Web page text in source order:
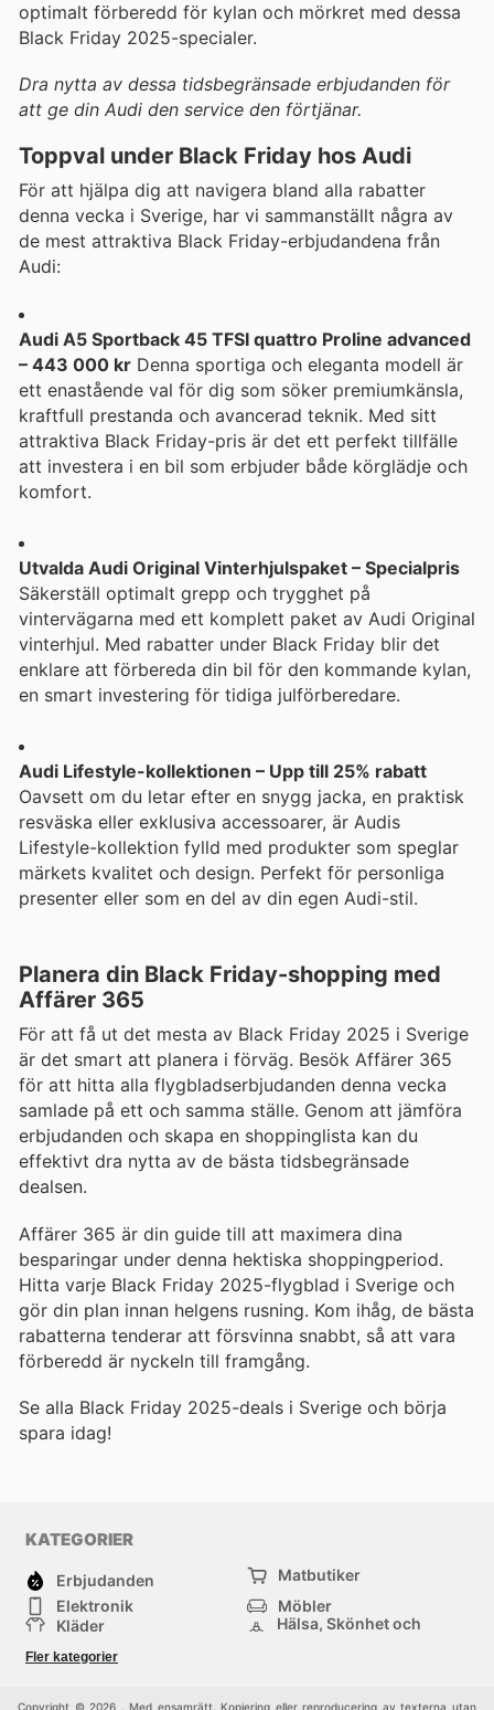
optimalt förberedd för kylan och mörkret med dessa
Black Friday 2025-specialer.
Dra nytta av dessa tidsbegränsade erbjudanden för
att ge din Audi den service den förtjänar.
Toppval under Black Friday hos Audi
För att hjälpa dig att navigera bland alla rabatter
denna vecka i Sverige, har vi sammanställt några av
de mest attraktiva Black Friday-erbjudandena från
Audi:
Audi A5 Sportback 45 TFSI quattro Proline advanced
– 443 000 kr Denna sportiga och eleganta modell är
ett enastående val för dig som söker premiumkänsla,
kraftfull prestanda och avancerad teknik. Med sitt
attraktiva Black Friday-pris är det ett perfekt tillfälle
att investera i en bil som erbjuder både körglädje och
komfort.
Utvalda Audi Original Vinterhjulspaket – Specialpris
Säkerställ optimalt grepp och trygghet på
vintervägarna med ett komplett paket av Audi Original
vinterhjul. Med rabatter under Black Friday blir det
enklare att förbereda din bil för den kommande kylan,
en smart investering för tidiga julförberedare.
Audi Lifestyle-kollektionen – Upp till 25% rabatt
Oavsett om du letar efter en snygg jacka, en praktisk
resväska eller exklusiva accessoarer, är Audis
Lifestyle-kollektion fylld med produkter som speglar
märkets kvalitet och design. Perfekt för personliga
presenter eller som en del av din egen Audi-stil.
Planera din Black Friday-shopping med
Affärer 365
För att få ut det mesta av Black Friday 2025 i Sverige
är det smart att planera i förväg. Besök Affärer 365
för att hitta alla flygbladserbjudanden denna vecka
samlade på ett och samma ställe. Genom att jämföra
erbjudanden och skapa en shoppinglista kan du
effektivt dra nytta av de bästa tidsbegränsade
dealsen.
Affärer 365 är din guide till att maximera dina
besparingar under denna hektiska shoppingperiod.
Hitta varje Black Friday 2025-flygblad i Sverige och
gör din plan innan helgens rusning. Kom ihåg, de bästa
rabatterna tenderar att försvinna snabbt, så att vara
förberedd är nyckeln till framgång.
Se alla Black Friday 2025-deals i Sverige och börja
spara idag!
KATEGORIER
Erbjudanden
Matbutiker
Elektronik
Möbler
Kläder
Hälsa, Skönhet och
Bygg & Trädgård
Fler kategorier
Copyright © 2026 . Med ensamrätt. Kopiering eller reproducering av texterna utan